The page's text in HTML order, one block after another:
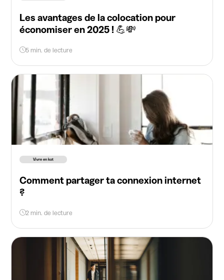
Les avantages de la colocation pour
économiser en 2025 ! 💪💸
5 min. de lecture
Vivre en kot
Comment partager ta connexion internet
?
2 min. de lecture